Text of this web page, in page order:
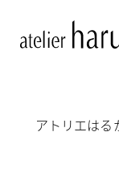
アトリエはる